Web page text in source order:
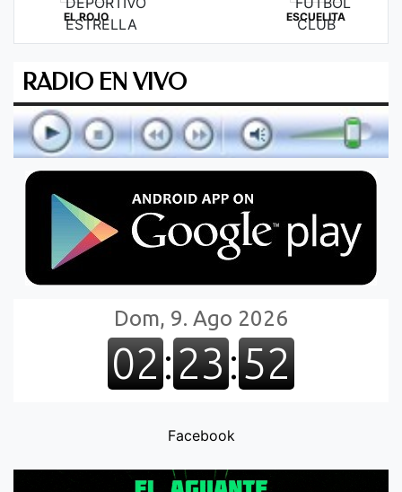
EL ROJO ESCUELITA
RADIO EN VIVO
Facebook